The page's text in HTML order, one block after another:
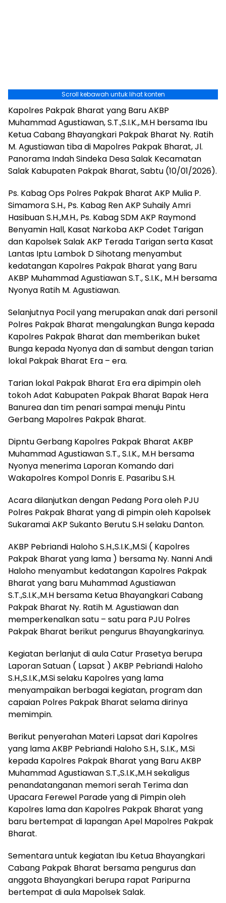
Scroll kebawah untuk lihat konten
Kapolres Pakpak Bharat yang Baru AKBP
Muhammad Agustiawan, S.T.,S.I.K.,.M.H bersama Ibu
Ketua Cabang Bhayangkari Pakpak Bharat Ny. Ratih
M. Agustiawan tiba di Mapolres Pakpak Bharat, Jl.
Panorama Indah Sindeka Desa Salak Kecamatan
Salak Kabupaten Pakpak Bharat, Sabtu (10/01/2026).
Ps. Kabag Ops Polres Pakpak Bharat AKP Mulia P.
Simamora S.H., Ps. Kabag Ren AKP Suhaily Amri
Hasibuan S.H.,M.H., Ps. Kabag SDM AKP Raymond
Benyamin Hall, Kasat Narkoba AKP Codet Tarigan
dan Kapolsek Salak AKP Terada Tarigan serta Kasat
Lantas Iptu Lambok D Sihotang menyambut
kedatangan Kapolres Pakpak Bharat yang Baru
AKBP Muhammad Agustiawan S.T., S.I.K., M.H bersama
Nyonya Ratih M. Agustiawan.
Selanjutnya Pocil yang merupakan anak dari personil
Polres Pakpak Bharat mengalungkan Bunga kepada
Kapolres Pakpak Bharat dan memberikan buket
Bunga kepada Nyonya dan di sambut dengan tarian
lokal Pakpak Bharat Era – era.
Tarian lokal Pakpak Bharat Era era dipimpin oleh
tokoh Adat Kabupaten Pakpak Bharat Bapak Hera
Banurea dan tim penari sampai menuju Pintu
Gerbang Mapolres Pakpak Bharat.
Dipntu Gerbang Kapolres Pakpak Bharat AKBP
Muhammad Agustiawan S.T., S.I.K., M.H bersama
Nyonya menerima Laporan Komando dari
Wakapolres Kompol Donris E. Pasaribu S.H.
Acara dilanjutkan dengan Pedang Pora oleh PJU
Polres Pakpak Bharat yang di pimpin oleh Kapolsek
Sukaramai AKP Sukanto Berutu S.H selaku Danton.
AKBP Pebriandi Haloho S.H.,S.I.K.,M.Si ( Kapolres
Pakpak Bharat yang lama ) bersama Ny. Nanni Andi
Haloho menyambut kedatangan Kapolres Pakpak
Bharat yang baru Muhammad Agustiawan
S.T.,S.I.K.,M.H bersama Ketua Bhayangkari Cabang
Pakpak Bharat Ny. Ratih M. Agustiawan dan
memperkenalkan satu – satu para PJU Polres
Pakpak Bharat berikut pengurus Bhayangkarinya.
Kegiatan berlanjut di aula Catur Prasetya berupa
Laporan Satuan ( Lapsat ) AKBP Pebriandi Haloho
S.H.,S.I.K.,M.Si selaku Kapolres yang lama
menyampaikan berbagai kegiatan, program dan
capaian Polres Pakpak Bharat selama dirinya
memimpin.
Berikut penyerahan Materi Lapsat dari Kapolres
yang lama AKBP Pebriandi Haloho S.H., S.I.K., M.Si
kepada Kapolres Pakpak Bharat yang Baru AKBP
Muhammad Agustiawan S.T.,S.I.K.,M.H sekaligus
penandatanganan memori serah Terima dan
Upacara Ferewel Parade yang di Pimpin oleh
Kapolres lama dan Kapolres Pakpak Bharat yang
baru bertempat di lapangan Apel Mapolres Pakpak
Bharat.
Sementara untuk kegiatan Ibu Ketua Bhayangkari
Cabang Pakpak Bharat bersama pengurus dan
anggota Bhayangkari berupa rapat Paripurna
bertempat di aula Mapolsek Salak.